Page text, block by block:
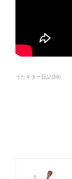
うたギター日記(39)